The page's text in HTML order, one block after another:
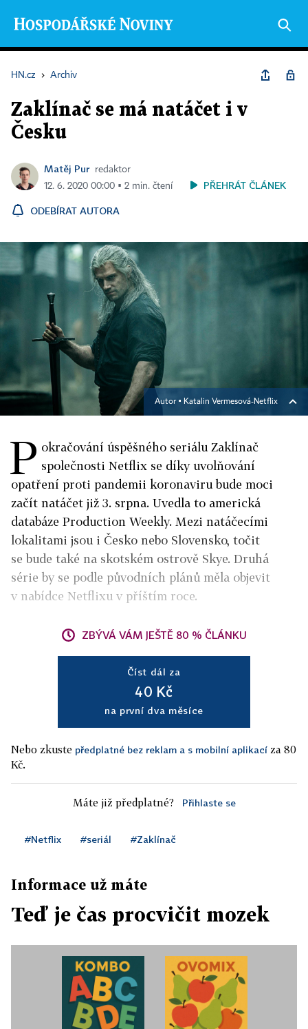
HN.cz › Archiv
Zaklínač se má natáčet i v
Česku
Matěj Pur
redaktor
12. 6. 2020 00:00 ▪ 2 min. čtení
PŘEHRÁT ČLÁNEK
ODEBÍRAT AUTORA
Autor ▪ Katalin Vermesová-Netflix
P okračování úspěšného seriálu Zaklínač
společnosti Netflix se díky uvolňování
opatření proti pandemii koronaviru bude moci
začít natáčet již 3. srpna. Uvedla to americká
databáze Production Weekly. Mezi natáčecími
lokalitami jsou i Česko nebo Slovensko, točit
se bude také na skotském ostrově Skye. Druhá
série by se podle původních plánů měla objevit
v nabídce Netflixu v příštím roce.
ZBÝVÁ VÁM JEŠTĚ 80 % ČLÁNKU
Číst dál za
40 Kč
na první dva měsíce
Nebo zkuste předplatné bez reklam a s mobilní aplikací za 80
Kč.
Máte již předplatné? Přihlaste se
#Netflix #seriál #Zaklínač
Informace už máte
Teď je čas procvičit mozek